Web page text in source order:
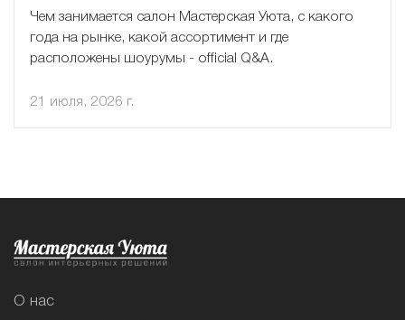
Чем занимается салон Мастерская Уюта, с какого
года на рынке, какой ассортимент и где
расположены шоурумы - official Q&A.
21 июля, 2026 г.
О нас